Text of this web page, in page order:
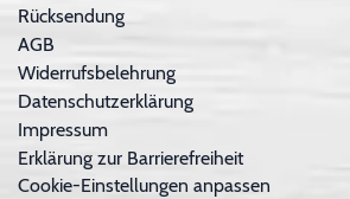
Rücksendung
AGB
Widerrufsbelehrung
Datenschutzerklärung
Impressum
Erklärung zur Barrierefreiheit
Cookie-Einstellungen anpassen